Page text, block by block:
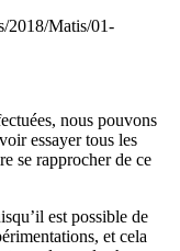
nous pouvons
essayer tous les
se rapprocher de ce
est possible de
et cela